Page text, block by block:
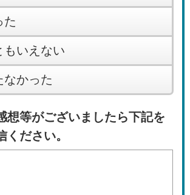
た
もいえない
なかった
想等がございましたら下記を
ください。